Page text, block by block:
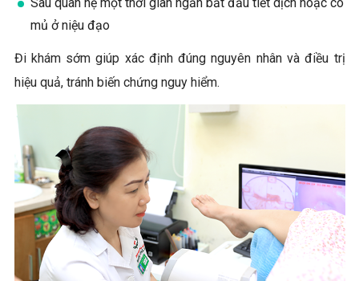
Sau quan hệ một thời gian ngắn bắt đầu tiết dịch hoặc có
mủ ở niệu đạo
Đi khám sớm giúp xác định đúng nguyên nhân và điều trị
hiệu quả, tránh biến chứng nguy hiểm.